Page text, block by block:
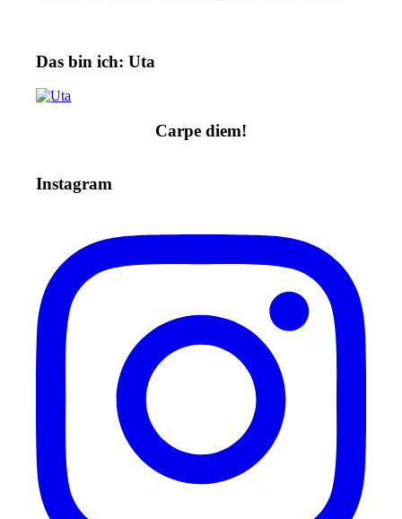
Das bin ich: Uta
Carpe diem!
Instagram